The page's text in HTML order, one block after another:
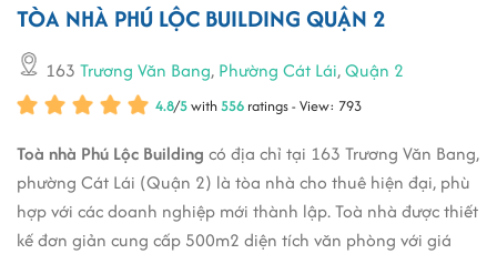
TÒA NHÀ PHÚ LỘC BUILDING QUẬN 2
163 Trương Văn Bang, Phường Cát Lái,Quận 2
4.8/5with556 ratings - View: 793
Toà nhà Phú Lộc Building có địa chỉ tại 163 Trương Văn Bang,
phường Cát Lái (Quận 2) là tòa nhà cho thuê hiện đại, phù
hợp với các doanh nghiệp mới thành lập. Toà nhà được thiết
kế đơn giản cung cấp 500m2 diện tích văn phòng với giá